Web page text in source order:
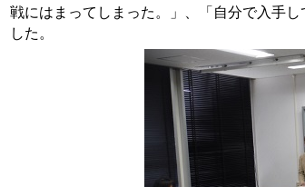
戦にはまってしまった。」、「自分で入手
した。